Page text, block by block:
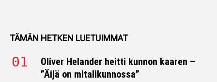
”Äijä on mitalikunnossa”
YLEISURHEILU 06.08.2026